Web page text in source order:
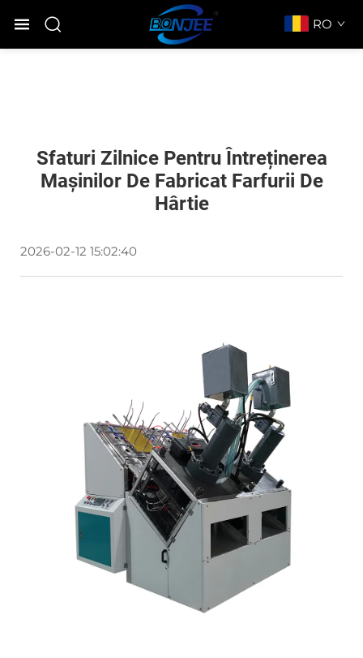
RO
Sfaturi Zilnice Pentru Întreținerea
Mașinilor De Fabricat Farfurii De
Hârtie
2026-02-12 15:02:40